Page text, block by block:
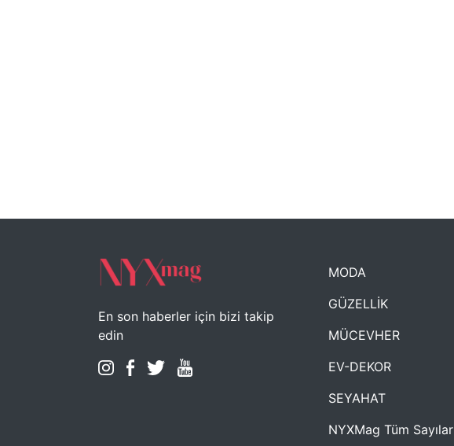
En son haberler için bizi takip
edin
MODA
GÜZELLİK
MÜCEVHER
EV-DEKOR
SEYAHAT
NYXMag Tüm Sayılar